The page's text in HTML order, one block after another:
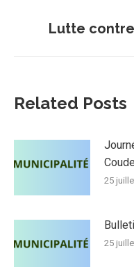
Lutte
Related Posts
25
25